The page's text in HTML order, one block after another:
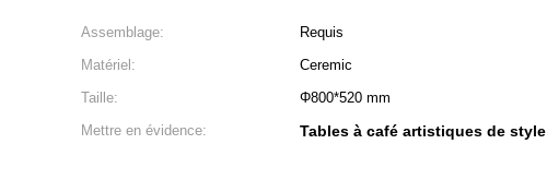
Assemblage: Requis
Matériel:
Ceremic
Taille:
Φ800*520 mm
Mettre en évidence:
Tables à café artistiques de